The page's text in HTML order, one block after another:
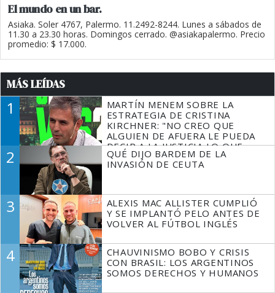
El mundo en un bar.
Asiaka. Soler 4767, Palermo. 11.2492-8244. Lunes a sábados de
11.30 a 23.30 horas. Domingos cerrado. @asiakapalermo. Precio
promedio: $ 17.000.
MÁS LEÍDAS
1
MARTÍN MENEM SOBRE LA
ESTRATEGIA DE CRISTINA
KIRCHNER: "NO CREO QUE
ALGUIEN DE AFUERA LE PUEDA
DECIR A LA JUSTICIA LO QUE
TIENE QUE HACER"
2
QUÉ DIJO BARDEM DE LA
INVASIÓN DE CEUTA
3
ALEXIS MAC ALLISTER CUMPLIÓ
Y SE IMPLANTÓ PELO ANTES DE
VOLVER AL FÚTBOL INGLÉS
4
CHAUVINISMO BOBO Y CRISIS
CON BRASIL: LOS ARGENTINOS
SOMOS DERECHOS Y HUMANOS